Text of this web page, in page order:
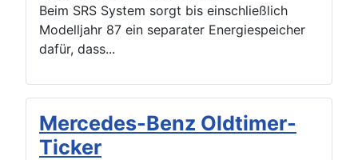
Beim SRS System sorgt bis einschließlich
Modelljahr 87 ein separater Energiespeicher
dafür, dass...
Mercedes-Benz Oldtimer-
Ticker